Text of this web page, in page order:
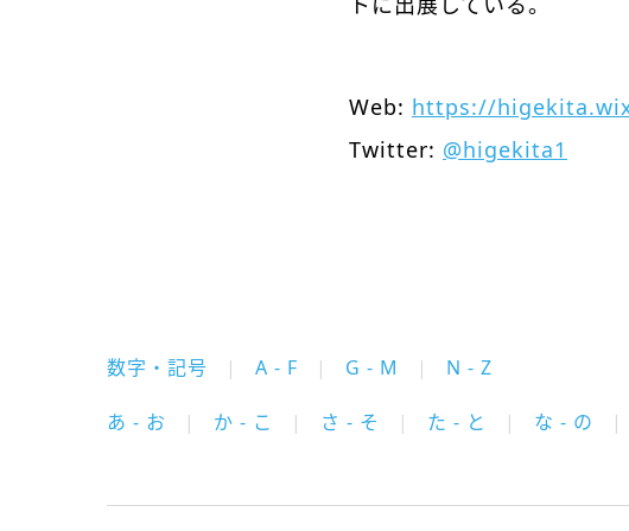
Web: https://
Twitter: @higekita1
数字・記号 A - F G - M N - Z
あ - お か - こ さ - そ た - と な - の